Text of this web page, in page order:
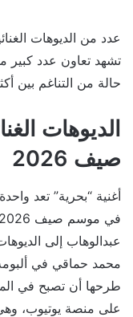
تشهد تعاون عدد
حالة من التناغم بين
الديوهات
صيف 2026
أغنية “بحرية” تعد
عبدالوهاب إلى
محمد حماقي في
طرحها أن تصبح في
على منصة يوتيوب،